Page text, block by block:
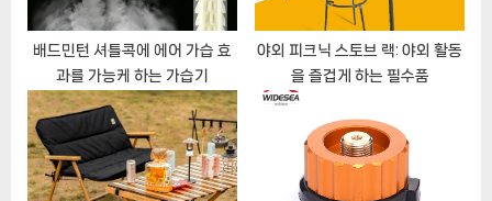
배드민턴 셔틀콕에 에어 가습 효
과를 가능케 하는 가습기
야외 피크닉 스토브 랙: 야외 활동
을 즐겁게 하는 필수품